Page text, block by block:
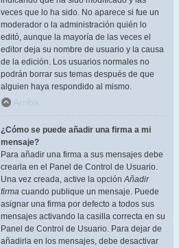
veces que lo ha sido. No aparece si fue un
moderador o la administración quién lo
editó, aunque la mayoría de las veces el
editor deja su nombre de usuario y la causa
de la edición. Los usuarios normales no
podrán borrar sus temas después de que
alguien haya respondido al mismo.
Arriba
¿Cómo se puede añadir una firma a mi
mensaje?
Para añadir una firma a sus mensajes debe
crearla en el Panel de Control de Usuario.
Una vez creada, active la opciónAñadir
firma cuando publique un mensaje. Puede
asignar una firma por defecto a todos sus
mensajes activando la casilla correcta en su
Panel de Control de Usuario. Para dejar de
añadirla en los mensajes, debe desactivar